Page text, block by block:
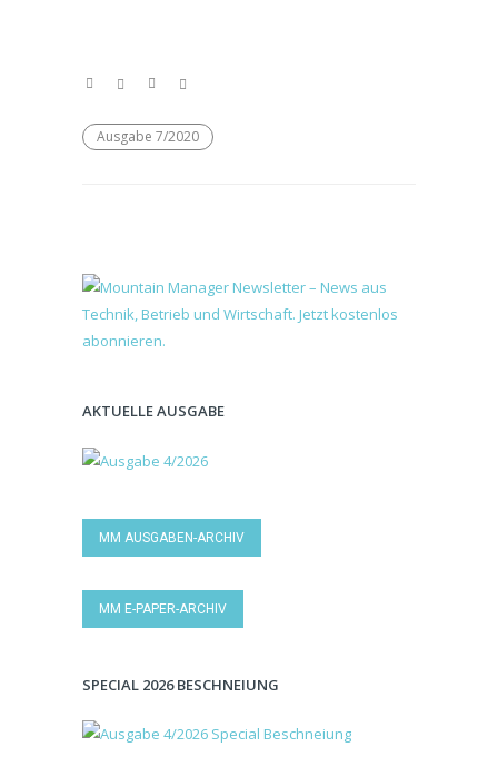
Ausgabe 7/2020
AKTUELLE AUSGABE
MM AUSGABEN-ARCHIV
MM E-PAPER-ARCHIV
SPECIAL 2026 BESCHNEIUNG